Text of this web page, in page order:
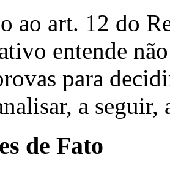
ao art. 12 do
entende
para
a
de Fato